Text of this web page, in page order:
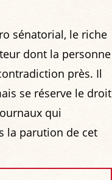
sénatorial, le riche
dont la personne
près. Il
se réserve le droit
qui
la parution de cet